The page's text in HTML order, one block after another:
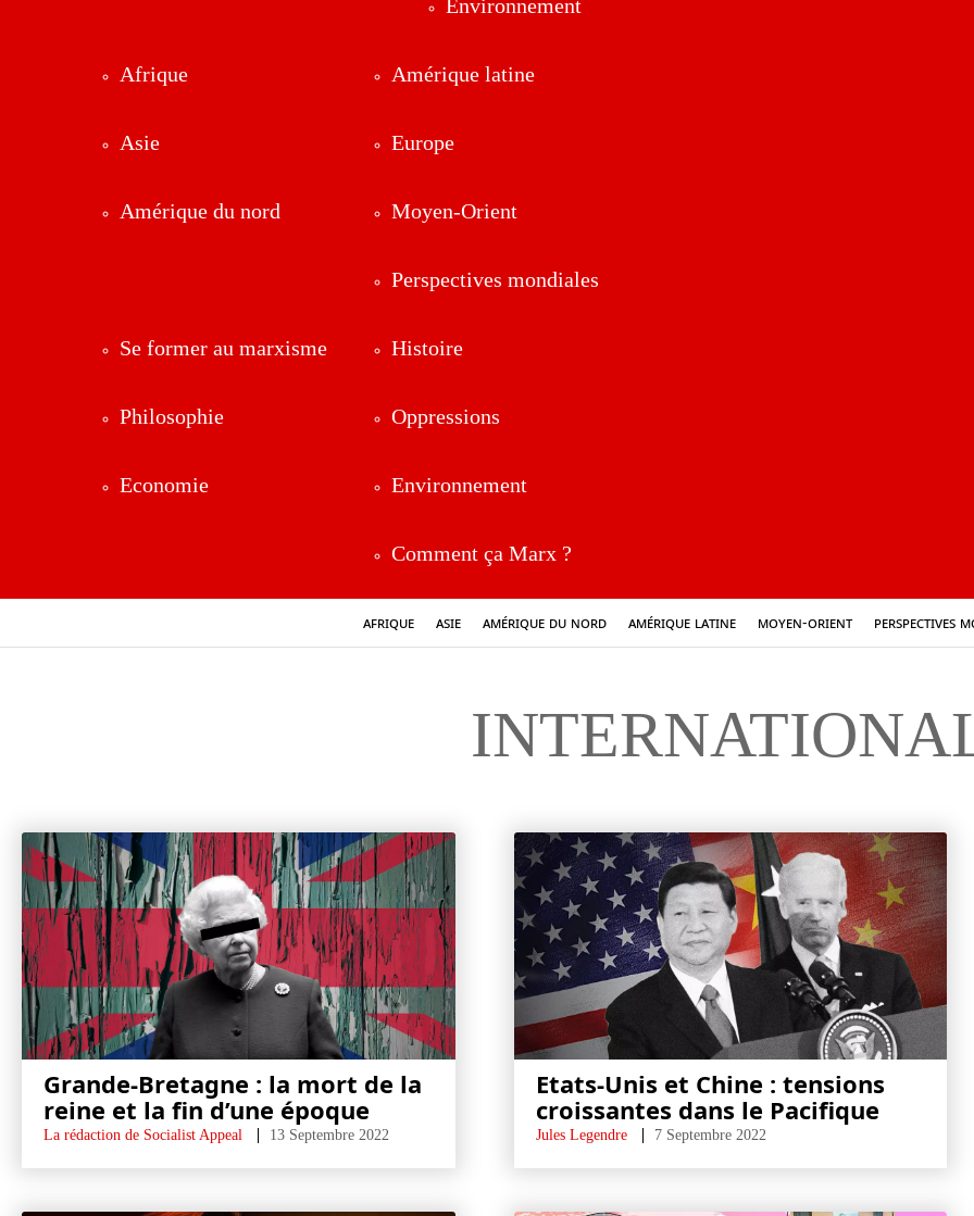
Environnement
Afrique
Asie
Amérique du nord
Amérique latine
Europe
Moyen-Orient
Perspectives mondiales
Se former au marxisme
Philosophie
Economie
Histoire
Oppressions
Environnement
Comment ça Marx ?
Afrique Asie Amérique du nord Amérique latine Moyen-Orient Perspectives
Grande-Bretagne : la mort de la
reine et la fin d’une époque
La rédaction de Socialist Appeal 13 Septembre 2022
Etats-Unis et Chine : tensions
croissantes dans le Pacifique
Jules Legendre 7 Septembre 2022